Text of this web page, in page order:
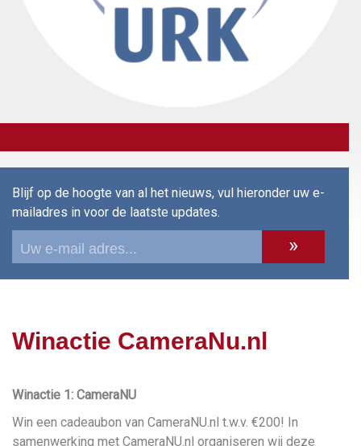
Blijf op de hoogte van al het nieuws, vul hieronder uw e-
mailadres in voor de laatste updates.
Winactie CameraNu.nl
Winactie 1: CameraNU
Win een cadeaubon van CameraNU.nl t.w.v. €200! In
samenwerking met CameraNU.nl organiseren wij deze